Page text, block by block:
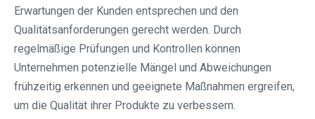
Erwartungen der Kunden entsprechen und den
Qualitätsanforderungen gerecht werden. Durch
regelmäßige Prüfungen und Kontrollen können
Unternehmen potenzielle Mängel und Abweichungen
frühzeitig erkennen und geeignete Maßnahmen ergreifen,
um die Qualität ihrer Produkte zu verbessern.